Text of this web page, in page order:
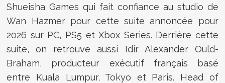
Shueisha Games qui fait confiance au studio de
Wan Hazmer pour cette suite annoncée pour
2026 sur PC, PS5 et Xbox Series. Derrière cette
suite, on retrouve aussi Idir Alexander Ould-
Braham, producteur exécutif français basé
entre Kuala Lumpur, Tokyo et Paris. Head of